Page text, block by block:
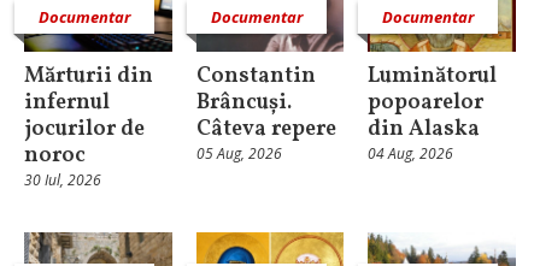
Documentar
Mărturii din
infernul
jocurilor de
noroc
30 Iul, 2026
Documentar
Constantin
Brâncuși.
Câteva repere
05 Aug, 2026
Documentar
Luminătorul
popoarelor
din Alaska
04 Aug, 2026